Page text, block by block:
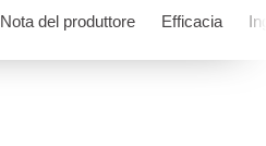
Nota del produttore Efficacia